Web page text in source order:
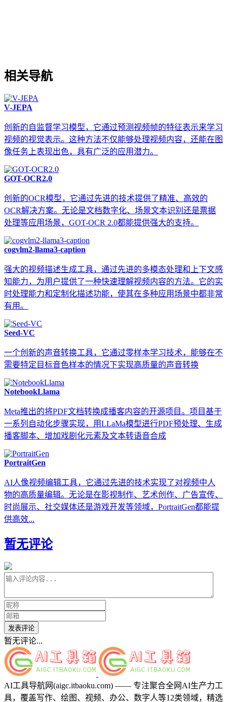
相关导航
V-JEPA
创新的自监督学习模型，它通过预测视频帧的特征表示来学习
视频的视觉表示。这种方法不仅能够处理视频内容，还能在图
像任务上表现出色，具有广泛的应用潜力。
GOT-OCR2.0
创新的OCR模型，它通过先进的技术提供了精准、高效的
OCR解决方案。无论是文档数字化、场景文本识别还是票据
处理等应用场景，GOT-OCR 2.0都能提供强大的支持。
cogvlm2-llama3-caption
强大的视频描述生成工具，通过先进的多模态处理和上下文感
知能力，为用户提供了一种快速理解视频内容的方法。它的实
时处理能力和定制化描述功能，使其在多种应用场景中都非常
有用。
Seed-VC
一个创新的声音转换工具，它通过零样本学习技术，能够在不
需要特定目标音色样本的情况下实现高质量的声音转换
NotebookLlama
Meta推出的将PDF文档转换成播客内容的开源项目。项目基于
一系列自动化步骤实现，用LLaMa模型进行PDF预处理、生成
播客脚本、增加戏剧化元素及文本转语音合成
PortraitGen
AI人像视频编辑工具，它通过先进的技术实现了对视频中人
物的高质量编辑。无论是在影视制作、艺术创作、广告宣传、
时尚展示、社交媒体还是游戏开发等领域，PortraitGen都能提
供高效...
暂无评论
发表评论
暂无评论...
AI工具导航网(aigc.itbaoku.com) —— 专注聚合全网AI生产力工
具，覆盖写作、绘图、视频、办公、数字人等12类领域，精选